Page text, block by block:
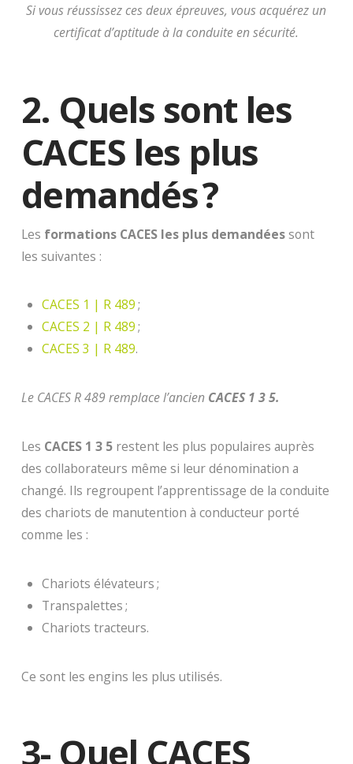
Si vous réussissez ces deux épreuves, vous acquérez un
certificat d’aptitude à la conduite en sécurité.
2. Quels sont les
CACES les plus
demandés ?
Les formations CACES les plus demandéessont
les suivantes :
CACES 1 | R 489;
CACES 2 | R 489;
CACES 3 | R 489.
Le CACES R 489 remplace l’ancien CACES 1 3 5.
Les CACES 1 3 5restent les plus populaires auprès
des collaborateurs même si leur dénomination a
changé. Ils regroupent l’apprentissage de la conduite
des chariots de manutention à conducteur porté
comme les :
Chariots élévateurs ;
Transpalettes ;
Chariots tracteurs.
Ce sont les engins les plus utilisés.
3- Quel CACES